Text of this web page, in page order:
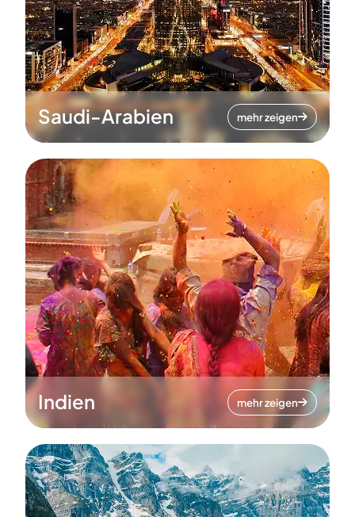
Saudi-Arabien mehr zeigen
Indien mehr zeigen